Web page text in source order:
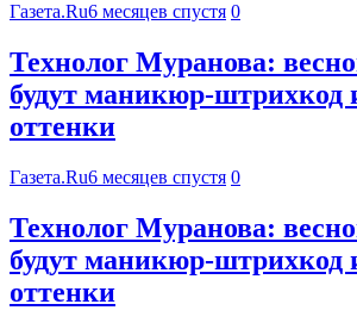
Газета.Ru6 месяцев спустя 0
Технолог Муранова:
будут маникюр-штрихкод
оттенки
Газета.Ru6 месяцев спустя 0
Технолог Муранова:
будут маникюр-штрихкод
оттенки